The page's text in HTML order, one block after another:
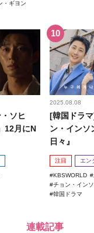
・ギヨン
ソヒ
12月にN
2025.08.08
[韓国ドラ
ン・インソ
日々』
注目 エン
KBSWORLD
チョン・イン
韓国ドラマ
連載記事